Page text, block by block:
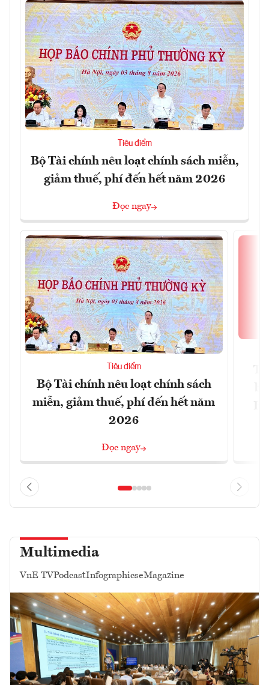
Tiêu điểm
Bộ Tài chính nêu loạt chính sách miễn,
giảm thuế, phí đến hết năm 2026
Đọc ngay
Tiêu điểm
Bộ Tài chính nêu loạt chính sách
miễn, giảm thuế, phí đến hết năm
2026
Đọc ngay
Multimedia
VnE TVPodcastInfographicseMagazine